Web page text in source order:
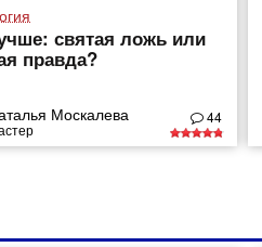
святая ложь или
правда?
Москалева 44